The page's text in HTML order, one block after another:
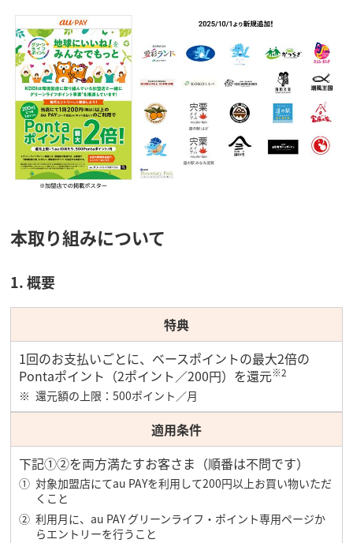
本取り組みについて
1. 概要
特典
1回のお支払いごとに、ベースポイントの最大2倍の
Pontaポイント（2ポイント／200円）を還元※2
還元額の上限：500ポイント／月
適用条件
下記①②を両方満たすお客さま（順番は不問です）
対象加盟店にてau PAYを利用して200円以上お買い物いただ
くこと
利用月に、au PAY グリーンライフ・ポイント専用ページか
らエントリーを行うこと